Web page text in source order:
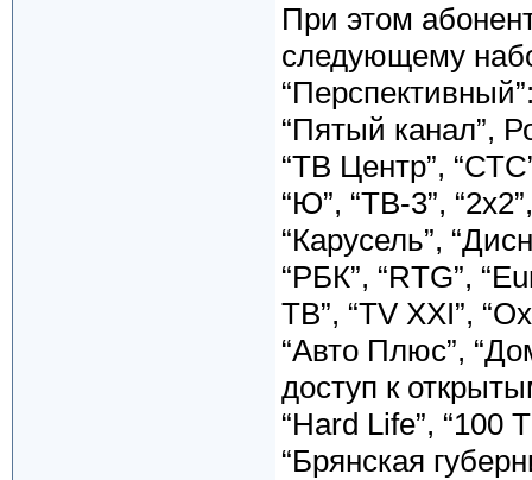
При этом
следующему
“Пятый канал”,
“ТВ Центр”,
“Ю”, “ТВ-3”,
“Карусель”,
“РБК”, “RTG”,
ТВ”, “TV XXI”,
“Авто Плюс”,
доступ к
“Hard Life”, “100
“Брянская